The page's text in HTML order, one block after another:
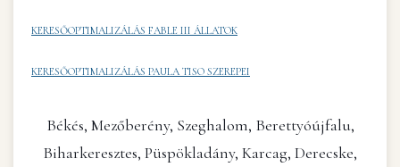
KERESŐOPTIMALIZÁLÁS FABLE III ÁLLATOK
KERESŐOPTIMALIZÁLÁS PAULA TISO SZEREPEI
Békés, Mezőberény, Szeghalom, Berettyóújfalu,
Biharkeresztes, Püspökladány, Karcag, Derecske,